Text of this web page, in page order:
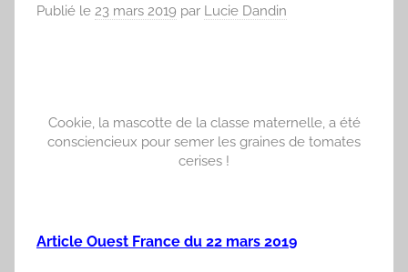
Publié le 23 mars 2019 par Lucie Dandin
Cookie, la mascotte de la classe maternelle, a été
consciencieux pour semer les graines de tomates
cerises !
Article Ouest France du 22 mars 2019